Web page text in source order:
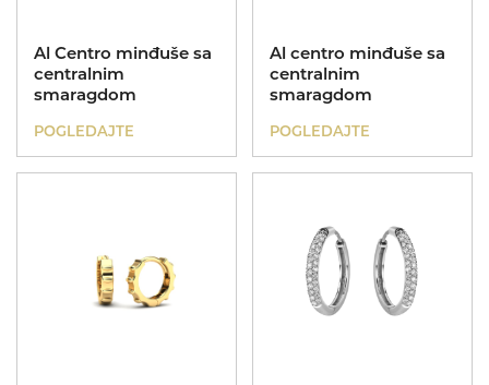
Al Centro minđuše sa
centralnim
smaragdom
POGLEDAJTE
Al centro minđuše sa
centralnim
smaragdom
POGLEDAJTE